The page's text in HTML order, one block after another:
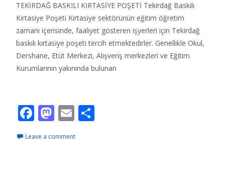
TEKİRDAĞ BASKILI KIRTASİYE POŞETİ Tekirdağ Baskılı
Kırtasiye Poşeti Kırtasiye sektörünün eğitim öğretim
zamanı içerisinde, faaliyet gösteren işyerleri için Tekirdağ
baskılı kırtasiye poşeti tercih etmektedirler. Genellikle Okul,
Dershane, Etüt Merkezi, Alışveriş merkezleri ve Eğitim
Kurumlarının yakınında bulunan
F
e
M
to
E
ai
Leave a comment